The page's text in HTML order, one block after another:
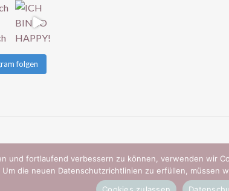
folgen
und fortlaufend verbessern zu können, verwenden wir
Um die neuen Datenschutzrichtlinien zu erfüllen, müssen
Cookies zulassen